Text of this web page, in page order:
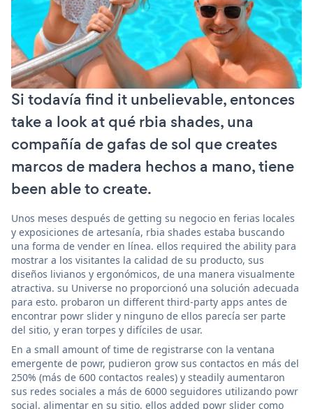
Si todavía find it unbelievable, entonces
take a look at qué rbia shades, una
compañía de gafas de sol que creates
marcos de madera hechos a mano, tiene
been able to create.
Unos meses después de getting su negocio en ferias locales
y exposiciones de artesanía, rbia shades estaba buscando
una forma de vender en línea. ellos required the ability para
mostrar a los visitantes la calidad de su producto, sus
diseños livianos y ergonómicos, de una manera visualmente
atractiva. su Universe no proporcionó una solución adecuada
para esto. probaron un different third-party apps antes de
encontrar powr slider y ninguno de ellos parecía ser parte
del sitio, y eran torpes y difíciles de usar.
En a small amount of time de registrarse con la ventana
emergente de powr, pudieron grow sus contactos en más del
250% (más de 600 contactos reales) y steadily aumentaron
sus redes sociales a más de 6000 seguidores utilizando powr
social. alimentar en su sitio. ellos added powr slider como